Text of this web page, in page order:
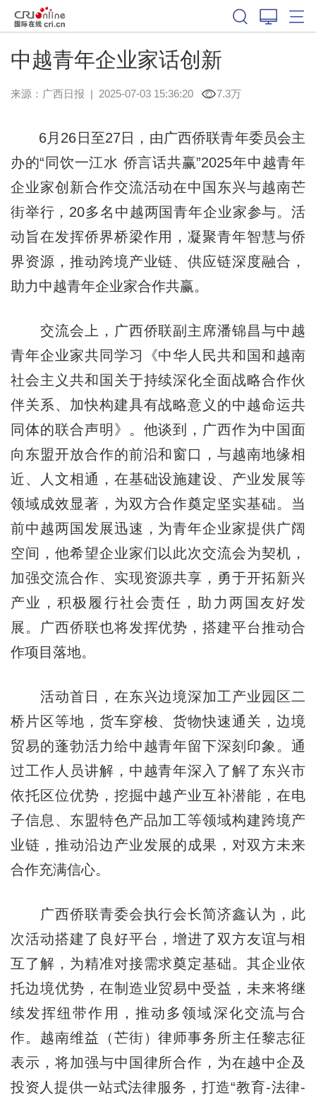
中越青年企业家话创新
来源： 广西日报 | 2025-07-03 15:36:20 7.3万
6月26日至27日，由广西侨联青年委员会主
办的“同饮一江水 侨言话共赢”2025年中越青年
企业家创新合作交流活动在中国东兴与越南芒
街举行，20多名中越两国青年企业家参与。活
动旨在发挥侨界桥梁作用，凝聚青年智慧与侨
界资源，推动跨境产业链、供应链深度融合，
助力中越青年企业家合作共赢。
交流会上，广西侨联副主席潘锦昌与中越
青年企业家共同学习《中华人民共和国和越南
社会主义共和国关于持续深化全面战略合作伙
伴关系、加快构建具有战略意义的中越命运共
同体的联合声明》。他谈到，广西作为中国面
向东盟开放合作的前沿和窗口，与越南地缘相
近、人文相通，在基础设施建设、产业发展等
领域成效显著，为双方合作奠定坚实基础。当
前中越两国发展迅速，为青年企业家提供广阔
空间，他希望企业家们以此次交流会为契机，
加强交流合作、实现资源共享，勇于开拓新兴
产业，积极履行社会责任，助力两国友好发
展。广西侨联也将发挥优势，搭建平台推动合
作项目落地。
活动首日，在东兴边境深加工产业园区二
桥片区等地，货车穿梭、货物快速通关，边境
贸易的蓬勃活力给中越青年留下深刻印象。通
过工作人员讲解，中越青年深入了解了东兴市
依托区位优势，挖掘中越产业互补潜能，在电
子信息、东盟特色产品加工等领域构建跨境产
业链，推动沿边产业发展的成果，对双方未来
合作充满信心。
广西侨联青委会执行会长简济鑫认为，此
次活动搭建了良好平台，增进了双方友谊与相
互了解，为精准对接需求奠定基础。其企业依
托边境优势，在制造业贸易中受益，未来将继
续发挥纽带作用，推动多领域深化交流与合
作。越南维益（芒街）律师事务所主任黎志征
表示，将加强与中国律所合作，为在越中企及
投资人提供一站式法律服务，打造“教育-法律-